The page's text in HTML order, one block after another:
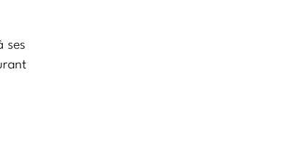
ses